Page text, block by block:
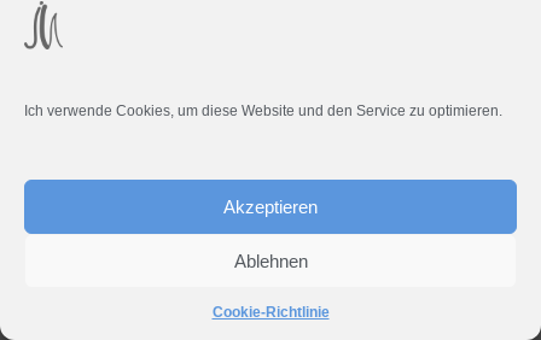
Ich verwende Cookies, um diese Website und den Service zu optimieren.
Akzeptieren
Ablehnen
Cookie-Richtlinie